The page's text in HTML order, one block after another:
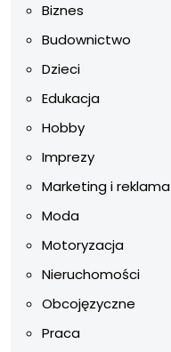
Biznes
Budownictwo
Dzieci
Edukacja
Hobby
Imprezy
Marketing i reklama
Moda
Motoryzacja
Nieruchomości
Obcojęzyczne
Praca